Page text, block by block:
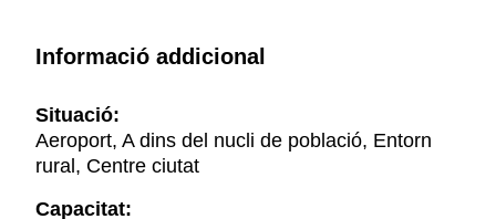
Informació addicional
Situació:
Aeroport, A dins del nucli de població, Entorn
rural, Centre ciutat
Capacitat: